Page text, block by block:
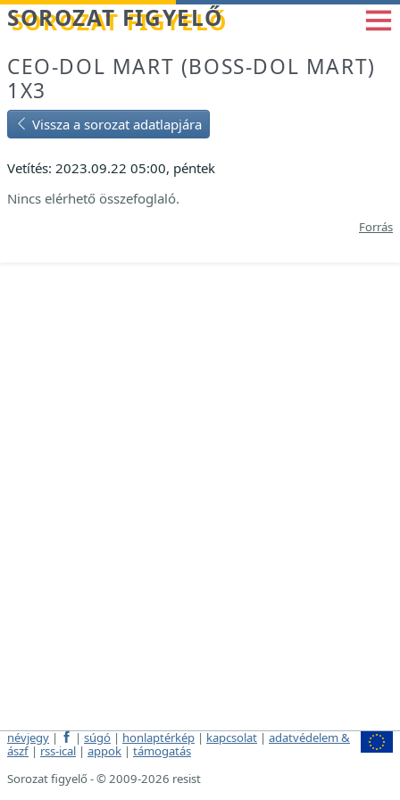
Betöltés...
SOROZAT FIGYELŐ
CEO-DOL MART (BOSS-DOL MART)
1X3
Vissza a sorozat adatlapjára
Vetítés: 2023.09.22 05:00, péntek
Nincs elérhető összefoglaló.
Forrás
névjegy | | súgó | honlaptérkép | kapcsolat | adatvédelem &
ászf | rss-ical | appok | támogatás
Sorozat figyelő - © 2009-2026 resist